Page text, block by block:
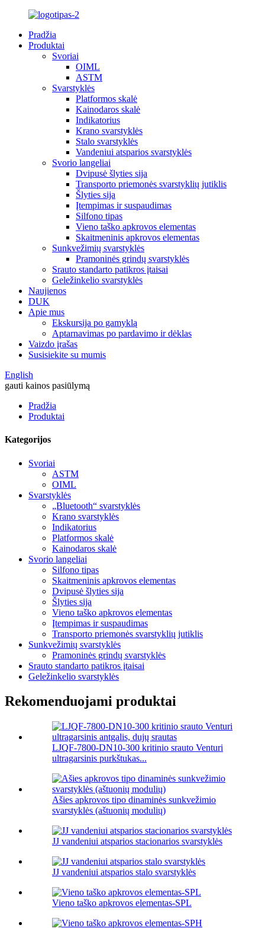
Pradžia
Produktai
Svoriai
OIML
ASTM
Svarstyklės
Platformos skalė
Kainodaros skalė
Indikatorius
Krano svarstyklės
Stalo svarstyklės
Vandeniui atsparios svarstyklės
Svorio langeliai
Dvipusė šlyties sija
Transporto priemonės svarstyklių jutiklis
Šlyties sija
Įtempimas ir suspaudimas
Silfono tipas
Vieno taško apkrovos elementas
Skaitmeninis apkrovos elementas
Sunkvežimių svarstyklės
Pramoninės grindų svarstyklės
Srauto standarto patikros įtaisai
Geležinkelio svarstyklės
Naujienos
DUK
Apie mus
Ekskursija po gamyklą
Aptarnavimas po pardavimo ir dėklas
Vaizdo įrašas
Susisiekite su mumis
English
gauti kainos pasiūlymą
Pradžia
Produktai
Kategorijos
Svoriai
ASTM
OIML
Svarstyklės
„Bluetooth“ svarstyklės
Krano svarstyklės
Indikatorius
Platformos skalė
Kainodaros skalė
Svorio langeliai
Silfono tipas
Skaitmeninis apkrovos elementas
Dvipusė šlyties sija
Šlyties sija
Vieno taško apkrovos elementas
Įtempimas ir suspaudimas
Transporto priemonės svarstyklių jutiklis
Sunkvežimių svarstyklės
Pramoninės grindų svarstyklės
Srauto standarto patikros įtaisai
Geležinkelio svarstyklės
Rekomenduojami produktai
LJQF-7800-DN10-300 kritinio srauto Venturi
ultragarsinis purkštukas...
Ašies apkrovos tipo dinaminės sunkvežimio
svarstyklės (aštuonių modulių)
JJ vandeniui atsparios stacionarios svarstyklės
JJ vandeniui atsparios stalo svarstyklės
Vieno taško apkrovos elementas-SPL